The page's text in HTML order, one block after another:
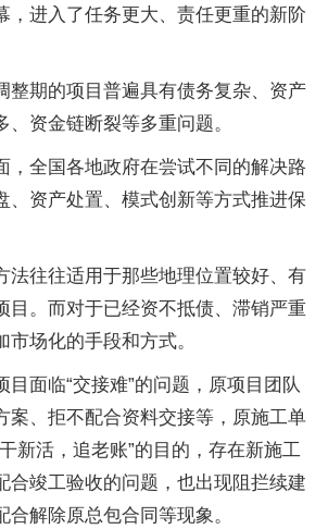
，进入了任务更大、责任更重的新阶
整期的项目普遍具有债务复杂、资产
、资金链断裂等多重问题。
，全国各地政府在尝试不同的解决路
、资产处置、模式创新等方式推进保
法往往适用于那些地理位置较好、有
目。而对于已经资不抵债、滞销严重
市场化的手段和方式。
目面临“交接难”的问题，原项目团队
案、拒不配合资料交接等，原施工单
新活，追老账”的目的，存在新施工
合竣工验收的问题，也出现阻拦续建
合解除原总包合同等现象。